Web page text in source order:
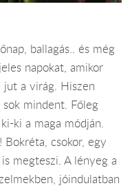
ballagás.. és még
napokat, amikor
a virág. Hiszen
mindent. Főleg
ki a maga módján.
csokor, egy
megteszi. A lényeg a
jóindulatban